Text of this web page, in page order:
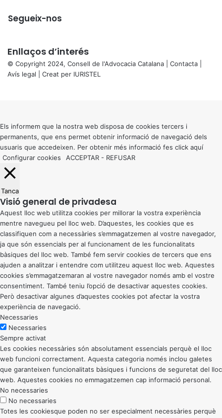
Segueix-nos
Enllaços d’interés
© Copyright 2024, Consell de l'Advocacia Catalana | Contacta
Avís legal | Creat per IURISTEL
button
Els informem que la nostra web disposa de cookies tercers i
permanents, que ens permet obtenir informació de navegació dels
usuaris que accedeixen. Per obtenir més informació fes click aquí
Configurar cookies
ACCEPTAR - REFUSAR
Tanca
Visió general de privadesa
Aquest lloc web utilitza cookies per millorar la vostra experiència
mentre navegueu pel lloc web. D’aquestes, les cookies que es
classifiquen com a necessàries s’emmagatzemen al vostre navegador,
ja que són essencials per al funcionament de les funcionalitats
bàsiques del lloc web. També fem servir cookies de tercers que ens
ajuden a analitzar i entendre com utilitzeu aquest lloc web. Aquestes
cookies s’emmagatzemaran al vostre navegador només amb el vostre
consentiment. També teniu l’opció de desactivar aquestes cookies.
Però desactivar algunes d’aquestes cookies pot afectar la vostra
experiència de navegació.
Necessaries
Necessaries
Sempre activat
Les cookies necessàries són absolutament essencials perquè el lloc
web funcioni correctament. Aquesta categoria només inclou galetes
que garanteixen funcionalitats bàsiques i funcions de seguretat del lloc
web. Aquestes cookies no emmagatzemen cap informació personal.
No necessaries
No necessaries
Totes les cookiesque poden no ser especialment necessàries perquè